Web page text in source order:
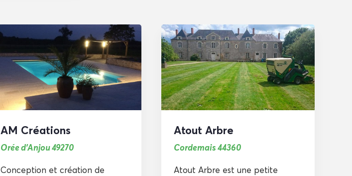
AM Créations
Orée d'Anjou 49270
Conception et création de
Atout Arbre
Cordemais 44360
Atout Arbre est une petite